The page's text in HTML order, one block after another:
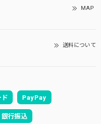
MAP
送料について
PayPay
銀行振込